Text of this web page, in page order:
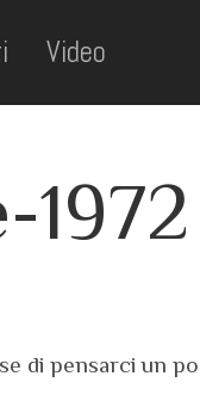
Video
di pensarci un